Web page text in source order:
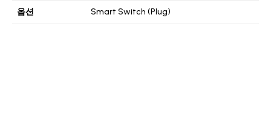
옵션 Smart Switch (Plug)